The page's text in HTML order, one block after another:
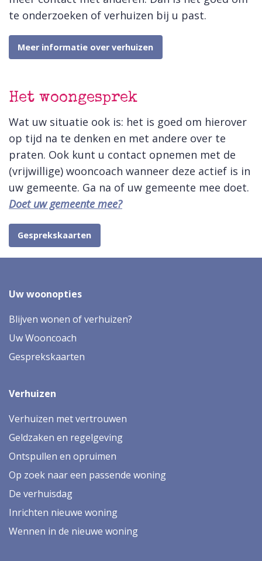
te onderzoeken of verhuizen bij u past.
Meer informatie over verhuizen
Het woongesprek
Wat uw situatie ook is: het is goed om hierover
op tijd na te denken en met andere over te
praten. Ook kunt u contact opnemen met de
(vrijwillige) wooncoach wanneer deze actief is in
uw gemeente. Ga na of uw gemeente mee doet.
Doet uw gemeente mee?
Gesprekskaarten
Uw woonopties
Blijven wonen of verhuizen?
Uw Wooncoach
Gesprekskaarten
Verhuizen
Verhuizen met vertrouwen
Geldzaken en regelgeving
Ontspullen en opruimen
Op zoek naar een passende woning
De verhuisdag
Inrichten nieuwe woning
Wennen in de nieuwe woning